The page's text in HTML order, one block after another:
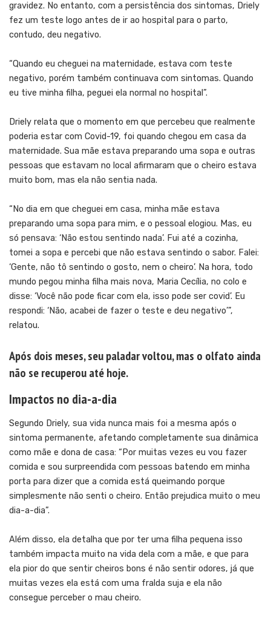
gravidez. No entanto, com a persistência dos sintomas, Driely
fez um teste logo antes de ir ao hospital para o parto,
contudo, deu negativo.
“Quando eu cheguei na maternidade, estava com teste
negativo, porém também continuava com sintomas. Quando
eu tive minha filha, peguei ela normal no hospital”.
Driely relata que o momento em que percebeu que realmente
poderia estar com Covid-19, foi quando chegou em casa da
maternidade. Sua mãe estava preparando uma sopa e outras
pessoas que estavam no local afirmaram que o cheiro estava
muito bom, mas ela não sentia nada.
“No dia em que cheguei em casa, minha mãe estava
preparando uma sopa para mim, e o pessoal elogiou. Mas, eu
só pensava: ‘Não estou sentindo nada’. Fui até a cozinha,
tomei a sopa e percebi que não estava sentindo o sabor. Falei:
‘Gente, não tô sentindo o gosto, nem o cheiro’. Na hora, todo
mundo pegou minha filha mais nova, Maria Cecília, no colo e
disse: ‘Você não pode ficar com ela, isso pode ser covid’. Eu
respondi: ‘Não, acabei de fazer o teste e deu negativo’”,
relatou.
Após dois meses, seu paladar voltou, mas o olfato ainda
não se recuperou até hoje.
Impactos no dia-a-dia
Segundo Driely, sua vida nunca mais foi a mesma após o
sintoma permanente, afetando completamente sua dinâmica
como mãe e dona de casa: “Por muitas vezes eu vou fazer
comida e sou surpreendida com pessoas batendo em minha
porta para dizer que a comida está queimando porque
simplesmente não senti o cheiro. Então prejudica muito o meu
dia-a-dia”.
Além disso, ela detalha que por ter uma filha pequena isso
também impacta muito na vida dela com a mãe, e que para
ela pior do que sentir cheiros bons é não sentir odores, já que
muitas vezes ela está com uma fralda suja e ela não
consegue perceber o mau cheiro.